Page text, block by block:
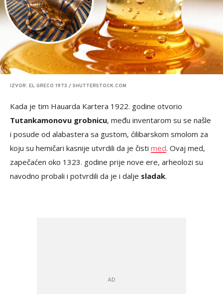
IZVOR: EL GRECO 1973 / SHUTTERSTOCK.COM
Kada je tim Hauarda Kartera 1922. godine otvorio
Tutankamonovu grobnicu, među inventarom su se našle
i posude od alabastera sa gustom, ćilibarskom smolom za
koju su hemičari kasnije utvrdili da je čisti med. Ovaj med,
zapečaćen oko 1323. godine prije nove ere, arheolozi su
navodno probali i potvrdili da je i dalje sladak.